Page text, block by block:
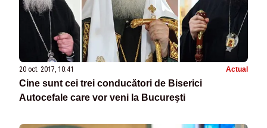
20 oct. 2017, 10:41 Actual
Cine sunt cei trei conducători de Biserici
Autocefale care vor veni la Bucureşti